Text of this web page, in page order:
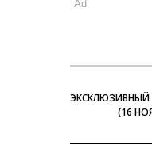
Ad
ЭКСКЛЮЗИВНЫЙ
(16